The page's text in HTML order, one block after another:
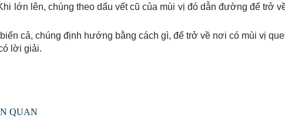
Khi lớn lên, chúng theo dấu vết cũ của mùi vị đó dẫn
cả, chúng định hướng bằng cách gì, để trở về nơi có mùi vị
lời giải.
QUAN